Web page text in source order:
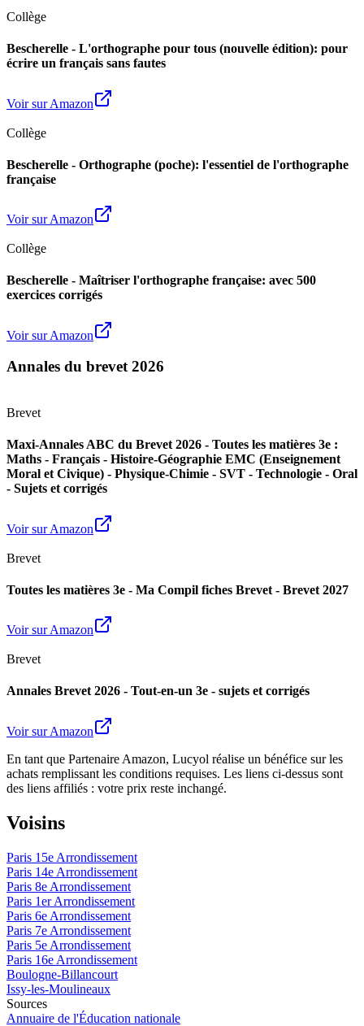
Collège
Bescherelle - L'orthographe pour tous (nouvelle édition): pour
écrire un français sans fautes
Voir sur Amazon
Collège
Bescherelle - Orthographe (poche): l'essentiel de l'orthographe
française
Voir sur Amazon
Collège
Bescherelle - Maîtriser l'orthographe française: avec 500
exercices corrigés
Voir sur Amazon
Annales du brevet 2026
Brevet
Maxi-Annales ABC du Brevet 2026 - Toutes les matières 3e :
Maths - Français - Histoire-Géographie EMC (Enseignement
Moral et Civique) - Physique-Chimie - SVT - Technologie - Oral
- Sujets et corrigés
Voir sur Amazon
Brevet
Toutes les matières 3e - Ma Compil fiches Brevet - Brevet 2027
Voir sur Amazon
Brevet
Annales Brevet 2026 - Tout-en-un 3e - sujets et corrigés
Voir sur Amazon
En tant que Partenaire Amazon, Lucyol réalise un bénéfice sur les
achats remplissant les conditions requises. Les liens ci-dessus sont
des liens affiliés : votre prix reste inchangé.
Voisins
Paris 15e Arrondissement
Paris 14e Arrondissement
Paris 8e Arrondissement
Paris 1er Arrondissement
Paris 6e Arrondissement
Paris 7e Arrondissement
Paris 5e Arrondissement
Paris 16e Arrondissement
Boulogne-Billancourt
Issy-les-Moulineaux
Sources
Annuaire de l'Éducation nationale